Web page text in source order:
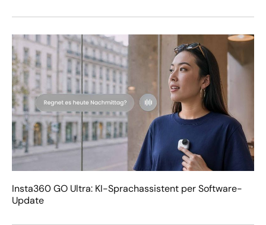
Insta360 GO Ultra: KI-Sprachassistent per Software-
Update